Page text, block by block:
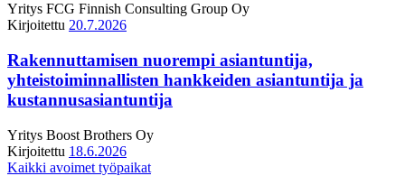
Yritys FCG Finnish Consulting Group Oy
Kirjoitettu 20.7.2026
Rakennuttamisen nuorempi asiantuntija,
yhteistoiminnallisten hankkeiden asiantuntija ja
kustannusasiantuntija
Yritys Boost Brothers Oy
Kirjoitettu 18.6.2026
Kaikki avoimet työpaikat